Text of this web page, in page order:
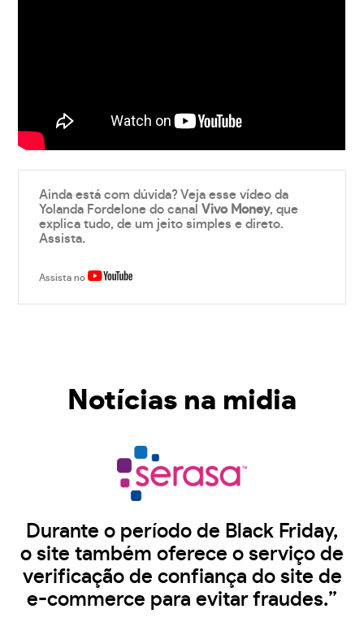
Ainda está com dúvida? Veja esse vídeo da
Yolanda Fordelone do canalVivo Money, que
explica tudo, de um jeito simples e direto.
Assista.
Assista no
Notícias na midia
Durante o período de Black Friday,
o site também oferece o serviço de
verificação de confiança do site de
e-commerce para evitar fraudes.”